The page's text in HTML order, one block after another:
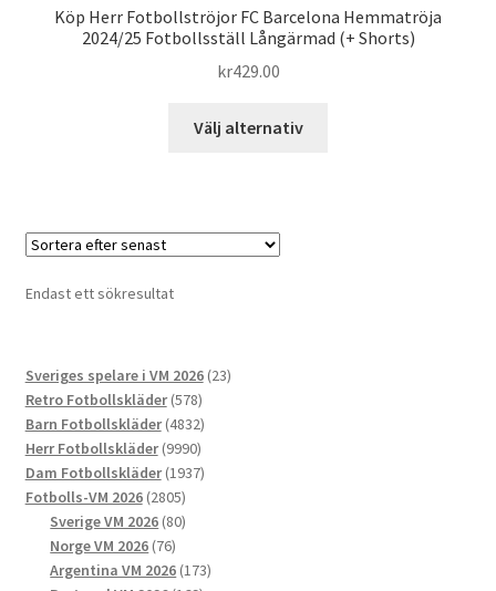
Köp Herr Fotbollströjor FC Barcelona Hemmatröja
2024/25 Fotbollsställ Långärmad (+ Shorts)
kr429.00
Välj alternativ
Endast ett sökresultat
Sveriges spelare i VM 2026 2323
Retro Fotbollskläder 578578
produkter
Barn Fotbollskläder 48324832
produkter
Herr Fotbollskläder 99909990
produkter
Dam Fotbollskläder 19371937
Fotbolls-VM 2026 28052805
produkter
Sverige VM 2026 8080
Norge VM 2026 7676
produkter
Argentina VM 2026 173173